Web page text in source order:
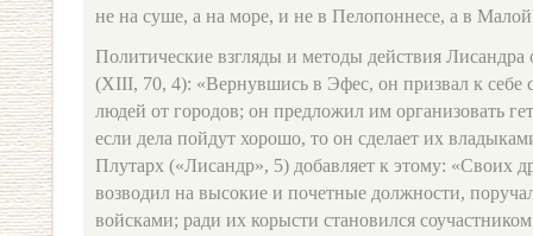
не на суше, а на море, и не в Пелопоннесе, а в
Политические взгляды и методы действия Лисандра
(XIII, 70, 4): «Вернувшись в Эфес, он призвал к себе
людей от городов; он предложил им организовать
если дела пойдут хорошо, то он сделает их
Плутарх («Лисандр», 5) добавляет к этому: «Своих
возводил на высокие и почетные должности,
войсками; ради их корысти становился